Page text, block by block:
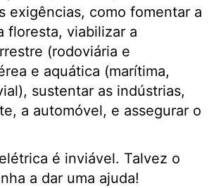
exigências, como fomentar a
floresta, viabilizar a
(rodoviária e
e aquática (marítima,
sustentar as indústrias,
a automóvel, e assegurar o
é inviável. Talvez o
a dar uma ajuda!